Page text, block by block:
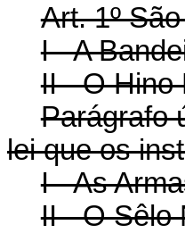
Art. 1º
I - A
II - O Hino
Parágrafo
lei que os
I - As
II - O Sêlo